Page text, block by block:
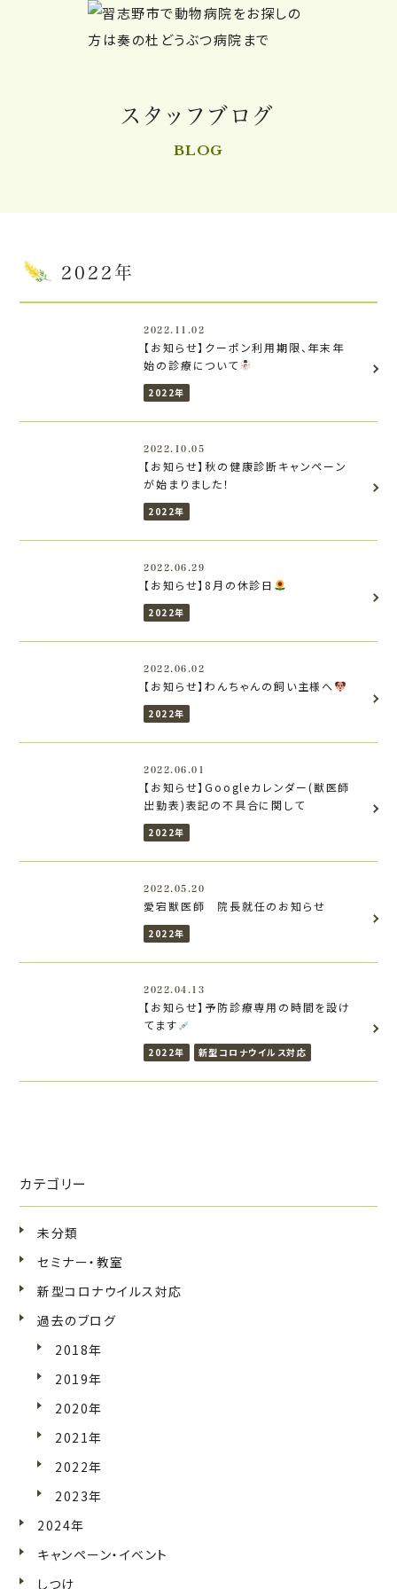
スタッフブログ
BLOG
カテゴリー
未分類
セミナー・教室
新型コロナウイルス対応
過去のブログ
2018年
2019年
2020年
2021年
2022年
2023年
2024年
キャンペーン・イベント
しつけ
2022年
2022.11.02
【お知らせ】クーポン利用期限、年末年
始の診療について
2022年
2022.10.05
【お知らせ】秋の健康診断キャンペーン
が始まりました！
2022年
2022.06.29
【お知らせ】8月の休診日
2022年
2022.06.02
【お知らせ】わんちゃんの飼い主様へ
2022年
2022.06.01
【お知らせ】Googleカレンダー(獣医師
出勤表)表記の不具合に関して
2022年
2022.05.20
愛宕獣医師 院長就任のお知らせ
2022年
2022.04.13
【お知らせ】予防診療専用の時間を設け
てます
2022年 新型コロナウイルス対応